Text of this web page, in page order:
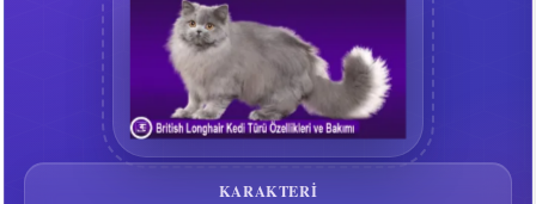
KARAKTERI